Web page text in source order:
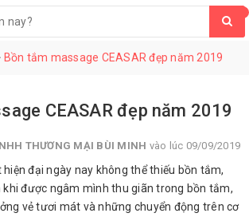
Bồn tắm massage CEASAR đẹp năm 2019
CEASAR đẹp năm 2019
THƯƠNG MẠI BÙI MINH vào lúc 09/09/2019
đại ngày nay không thể thiếu bồn tắm,
được ngâm mình thu giãn trong bồn tắm,
vẻ tươi mát và những chuyển động trên cơ